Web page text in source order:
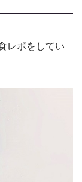
レポをしてい